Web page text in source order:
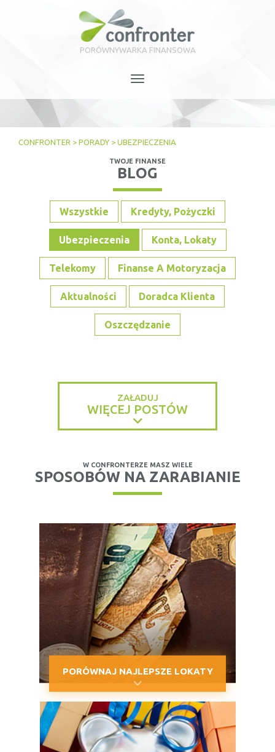
PORÓWNYWARKA FINANSOWA
navigation
CONFRONTER > PORADY > UBEZPIECZENIA
TWOJE FINANSE
BLOG
Wszystkie Kredyty, Pożyczki
Ubezpieczenia Konta, Lokaty
Telekomy Finanse A Motoryzacja
Aktualności Doradca Klienta
Oszczędzanie
ZAŁADUJ
WIĘCEJ POSTÓW
W CONFRONTERZE MASZ WIELE
SPOSOBÓW NA ZARABIANIE
PORÓWNAJ NAJLEPSZE LOKATY